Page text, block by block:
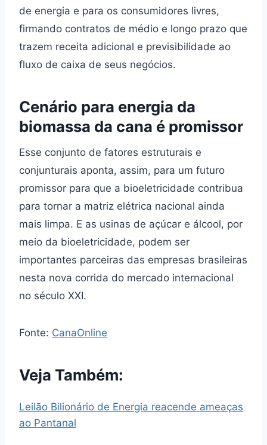
de energia e para os consumidores livres,
firmando contratos de médio e longo prazo que
trazem receita adicional e previsibilidade ao
fluxo de caixa de seus negócios.
Cenário para energia da
biomassa da cana é promissor
Esse conjunto de fatores estruturais e
conjunturais aponta, assim, para um futuro
promissor para que a bioeletricidade contribua
para tornar a matriz elétrica nacional ainda
mais limpa. E as usinas de açúcar e álcool, por
meio da bioeletricidade, podem ser
importantes parceiras das empresas brasileiras
nesta nova corrida do mercado internacional
no século XXI.
Fonte: CanaOnline
Veja Também:
Leilão Bilionário de Energia reacende ameaças
ao Pantanal